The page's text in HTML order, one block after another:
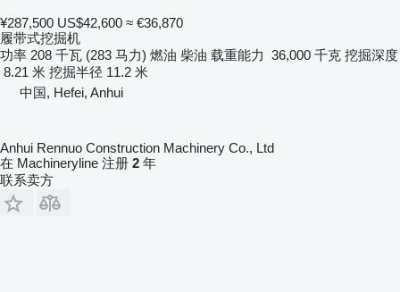
¥287,500 US$42,600 ≈ €36,870
履带式挖掘机
功率 208 千瓦 (283 马力) 燃油 柴油 载重能力 36,000 千克 挖掘深度
8.21 米 挖掘半径 11.2 米
中国, Hefei, Anhui
Anhui Rennuo Construction Machinery Co., Ltd
在 Machineryline 注册 2 年
联系卖方